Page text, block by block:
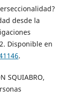
desde la
Disponible en
.
SQUIABRO,